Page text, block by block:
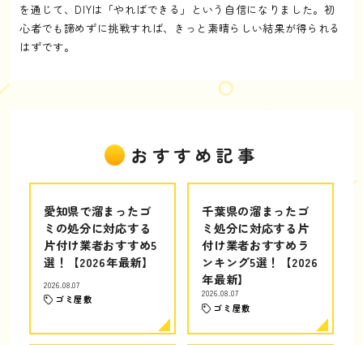
を通じて、DIYは「やればできる」という自信になりました。初
心者でも諦めずに挑戦すれば、きっと素晴らしい結果が得られる
はずです。
おすすめ記事
愛知県で溜まったゴ
ミの処分に対応する
片付け業者おすすめ5
選！【2026年最新】
2026.08.07
ゴミ屋敷
千葉県の溜まったゴ
ミ処分に対応する片
付け業者おすすめラ
ンキング5選！【2026
年最新】
2026.08.07
ゴミ屋敷